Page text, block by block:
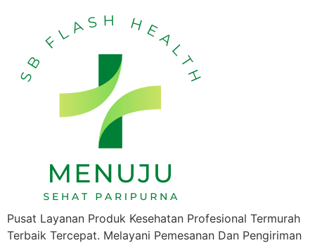
Pusat Layanan Produk Kesehatan Profesional Termurah
Terbaik Tercepat. Melayani Pemesanan Dan Pengiriman